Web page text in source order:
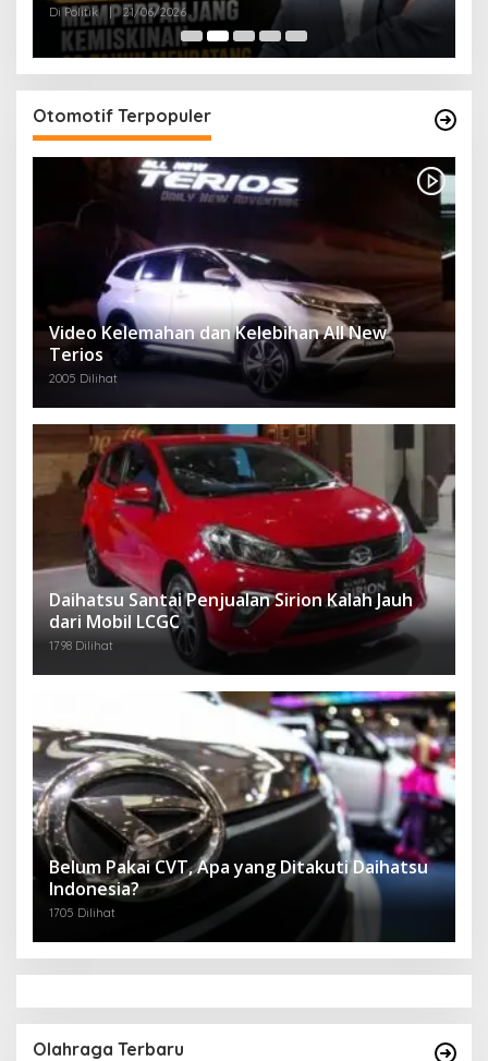
Di Politik | 21/06/2026
Otomotif Terpopuler
Video Kelemahan dan Kelebihan All New
Terios
2005 Dilihat
Daihatsu Santai Penjualan Sirion Kalah Jauh
dari Mobil LCGC
1798 Dilihat
Belum Pakai CVT, Apa yang Ditakuti Daihatsu
Indonesia?
1705 Dilihat
Olahraga Terbaru